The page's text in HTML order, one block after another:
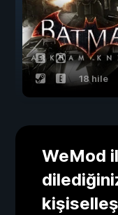
18 hile
WeMod